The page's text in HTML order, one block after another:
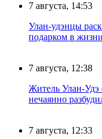
7 августа, 14:53
Улан-удэнцы
подарком в жизни
7 августа, 12:38
Житель Улан-Удэ
нечаянно
7 августа, 12:33